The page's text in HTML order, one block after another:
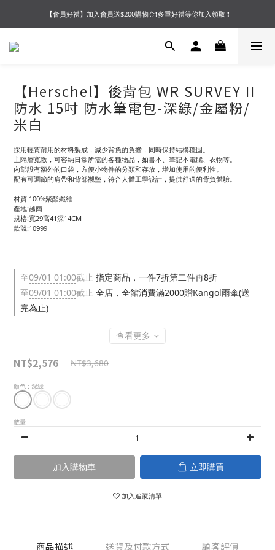
【夏末OUTLET】專區全面5折起❗超值入手就趁現在🔥
【會員好禮】加入會員送$200購物金❗多重好禮等你加入領取 ❗
【夏末OUTLET】專區全面5折起❗超值入手就趁現在🔥
【Herschel】後背包 WR SURVEY II
防水 15吋 防水筆電包-深綠/金屬粉/
米白
採用輕質耐用的材料製成，減少背負的負擔，同時保持結構穩固。
主隔層寬敞，可容納日常所需的各種物品，如書本、筆記本電腦、衣物等。
內部設有額外的口袋，方便小物件的分類和存放，增加使用的便利性。
配有可調節的肩帶和背部襯墊，符合人體工學設計，提供舒適的背負體驗。
材質:100%聚酯纖維
產地:越南
規格:寬29高41深14CM
款號:10999
至09/01 01:00截止 指定商品，一件7折第二件再8折
至09/01 01:00截止 全店，全館消費滿2000贈Kangol雨傘(送
完為止)
查看更多
NT$2,576 NT$3,680
顏色 : 深綠
數量
加入購物車 立即購買
加入追蹤清單
商品描述 送貨及付款方式 顧客評價